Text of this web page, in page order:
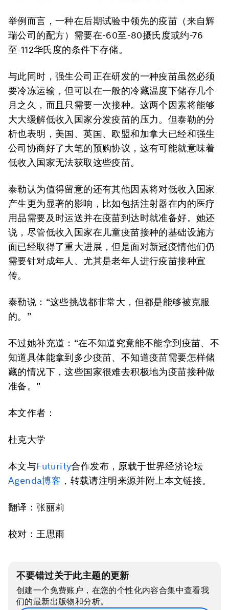
举例而言，一种在后期试验中领先的疫苗（来自辉
瑞公司的配方）需要在-60至-80摄氏度或约-76
至-112华氏度的条件下存储。
与此同时，强生公司正在研发的一种疫苗虽然必须
要冷冻运输，但可以在一般的冷藏温度下储存几个
月之久，而且只需要一次接种。这两个因素将能够
大大缓解低收入国家分发疫苗的压力。但泰勒的分
析也表明，美国、英国、欧盟和加拿大已经和强生
公司协商好了大笔的预购协议，这有可能就意味着
低收入国家无法获取这些疫苗。
泰勒认为值得留意的还有其他因素将对低收入国家
产生更为显著的影响，比如包括注射器在内的医疗
用品需要及时运送并在疫苗到达时就准备好。她还
说，尽管低收入国家在儿童疫苗接种的基础设施方
面已经取得了重大进展，但是面对新冠疫情他们仍
需要针对成年人、尤其是老年人进行疫苗接种宣
传。
泰勒说：“这些挑战都非常大，但都是能够被克服
的。”
不过她补充道：“在不知道究竟能不能拿到疫苗、不
知道具体能拿到多少疫苗、不知道疫苗需要怎样储
藏的情况下，这些国家很难去积极地为疫苗接种做
准备。”
本文作者：
杜克大学
本文与Futurity合作发布，原载于世界经济论坛
Agenda博客 ，转载请注明来源并附上本文链接。
翻译：张丽莉
校对：王思雨
不要错过关于此主题的更新
创建一个免费账户，在您的个性化内容合集中查看我
们的最新出版物和分析。